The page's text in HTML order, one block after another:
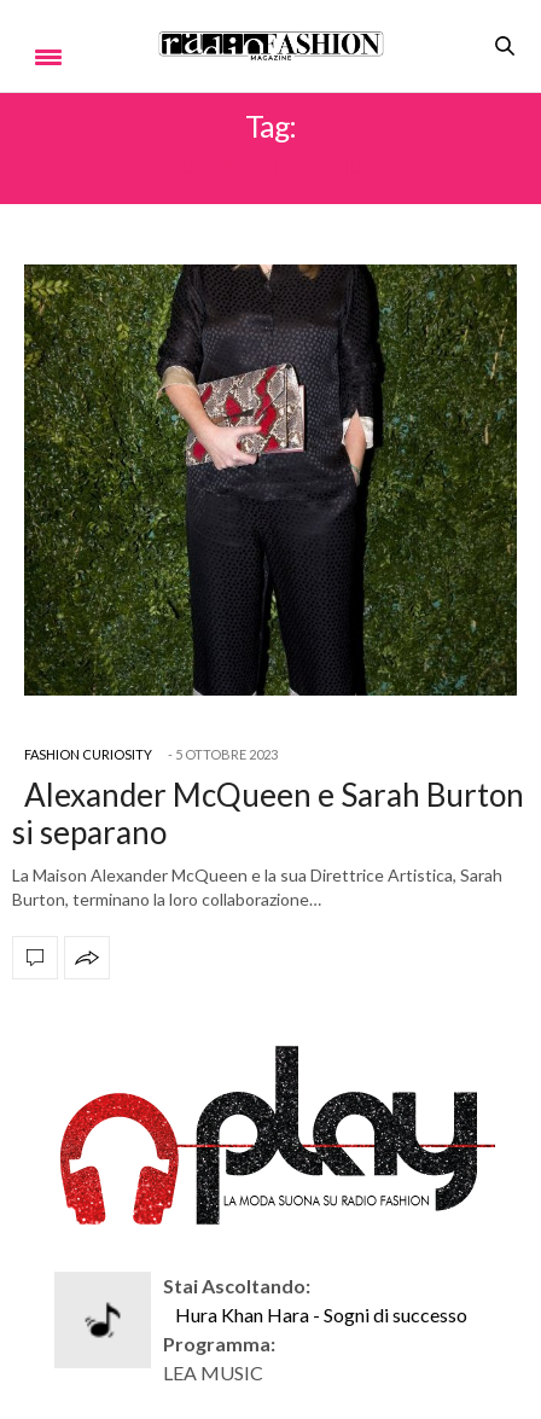
Tag:
FASHION CURIOSITY 5 OTTOBRE 2023
Alexander McQueen e Sarah Burton
si separano
La Maison Alexander McQueen e la sua Direttrice Artistica, Sarah
Burton, terminano la loro collaborazione…
Stai Ascoltando:
Hura Khan Hara - Sogni di successo
Programma:
LEA MUSIC